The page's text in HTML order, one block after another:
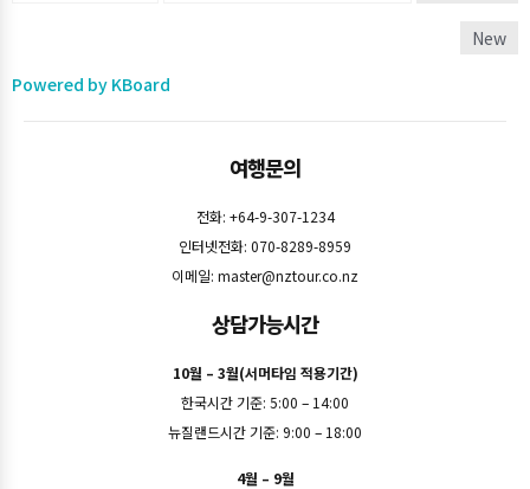
New
Powered by KBoard
여행문의
전화: +64-9-307-1234
인터넷전화: 070-8289-8959
이메일: master@nztour.co.nz
상담가능시간
10월 – 3월(서머타임 적용기간)
한국시간 기준: 5:00 – 14:00
뉴질랜드시간 기준: 9:00 – 18:00
4월 – 9월